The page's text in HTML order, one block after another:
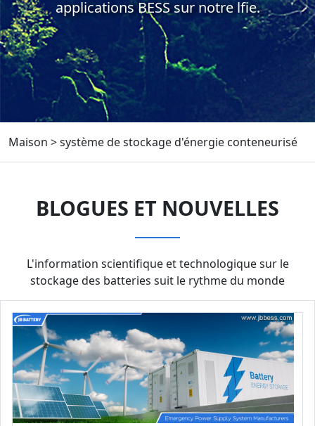
applications BESS sur notre lfie.
Maison >système de stockage d'énergie conteneurisé
BLOGUES ET NOUVELLES
L'information scientifique et technologique sur le
stockage des batteries suit le rythme du monde